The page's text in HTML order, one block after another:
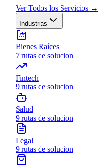
Ver Todos los Servicios →
Industrias
Bienes Raíces
7 rutas de solucion
Fintech
9 rutas de solucion
Salud
9 rutas de solucion
Legal
9 rutas de solucion